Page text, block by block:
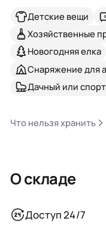
Детские вещи
Хозяйственные
Новогодняя елка
Снаряжение для
Дачный или
Что нельзя хранить
О складе
Доступ 24/7